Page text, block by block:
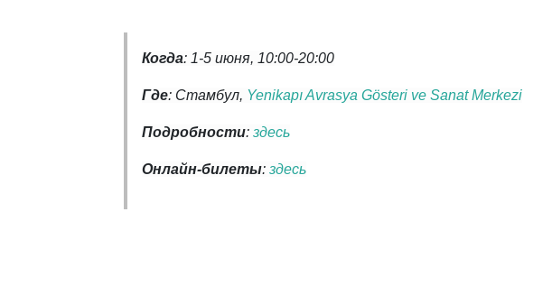
Когда: 1-5 июня, 10:00-20:00
Где: Стамбул, Yenikapı Avrasya Gösteri ve Sanat Merkezi
Подробности: здесь
Онлайн-билеты: здесь